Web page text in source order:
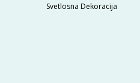
Svetlosna Dekoracija